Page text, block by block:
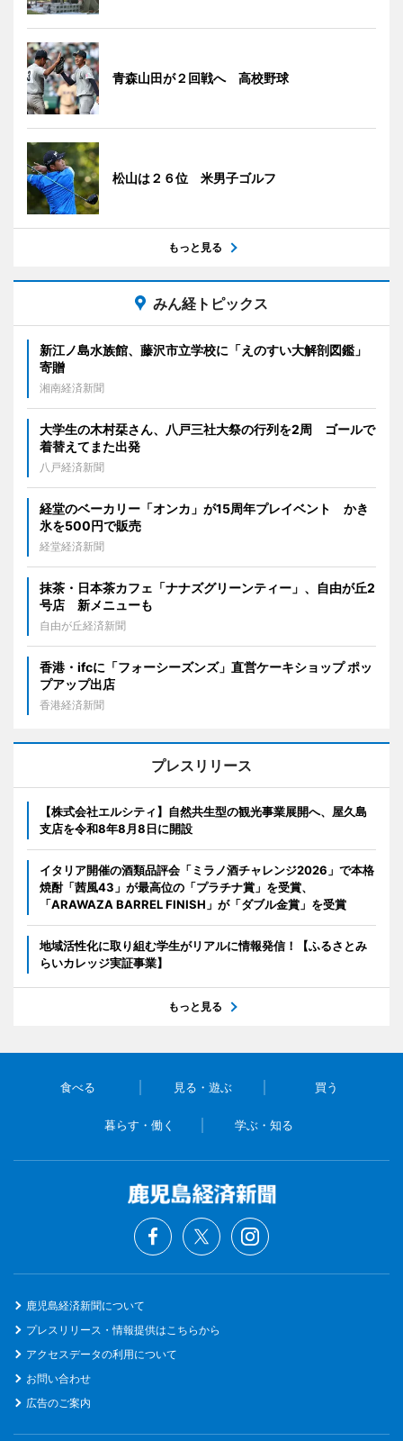
青森山田が２回戦へ 高校野球
松山は２６位 米男子ゴルフ
もっと見る
みん経トピックス
新江ノ島水族館、藤沢市立学校に「えのすい大解剖図鑑」
寄贈
湘南経済新聞
大学生の木村栞さん、八戸三社大祭の行列を2周 ゴールで
着替えてまた出発
八戸経済新聞
経堂のベーカリー「オンカ」が15周年プレイベント かき
氷を500円で販売
経堂経済新聞
抹茶・日本茶カフェ「ナナズグリーンティー」、自由が丘2
号店 新メニューも
自由が丘経済新聞
香港・ifcに「フォーシーズンズ」直営ケーキショップ ポッ
プアップ出店
香港経済新聞
プレスリリース
【株式会社エルシティ】自然共生型の観光事業展開へ、屋久島
支店を令和8年8月8日に開設
イタリア開催の酒類品評会「ミラノ酒チャレンジ2026」で本格
焼酎「茜風43」が最高位の「プラチナ賞」を受賞、
「ARAWAZA BARREL FINISH」が「ダブル金賞」を受賞
地域活性化に取り組む学生がリアルに情報発信！【ふるさとみ
らいカレッジ実証事業】
もっと見る
食べる 見る・遊ぶ 買う
暮らす・働く 学ぶ・知る
鹿児島経済新聞について
プレスリリース・情報提供はこちらから
アクセスデータの利用について
お問い合わせ
広告のご案内